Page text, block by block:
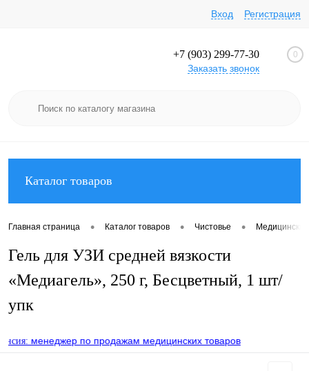
Вход Регистрация
+7 (903) 299-77-30
Заказать звонок
0
Каталог товаров
Главная страница • Каталог товаров • Чистовье •
Гель для УЗИ средней вязкости
«Медиагель», 250 г, Бесцветный, 1 шт/
упк
менеджер по продажам медицинских товаров